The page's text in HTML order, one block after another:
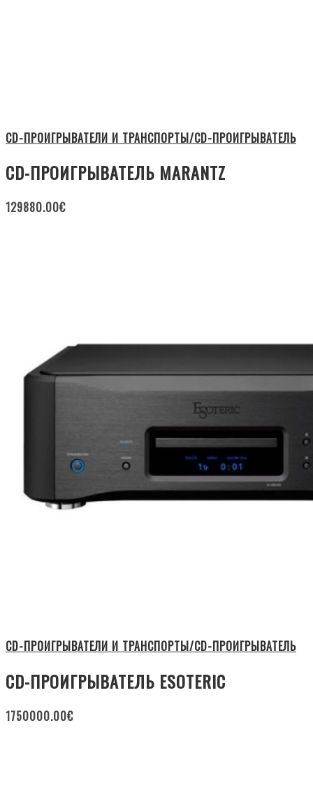
CD-ПРОИГРЫВАТЕЛИ И ТРАНСПОРТЫ/CD-ПРОИГРЫВАТЕЛЬ
CD-ПРОИГРЫВАТЕЛЬ MARANTZ
129880.00€
CD-ПРОИГРЫВАТЕЛИ И ТРАНСПОРТЫ/CD-ПРОИГРЫВАТЕЛЬ
CD-ПРОИГРЫВАТЕЛЬ ESOTERIC
1750000.00€